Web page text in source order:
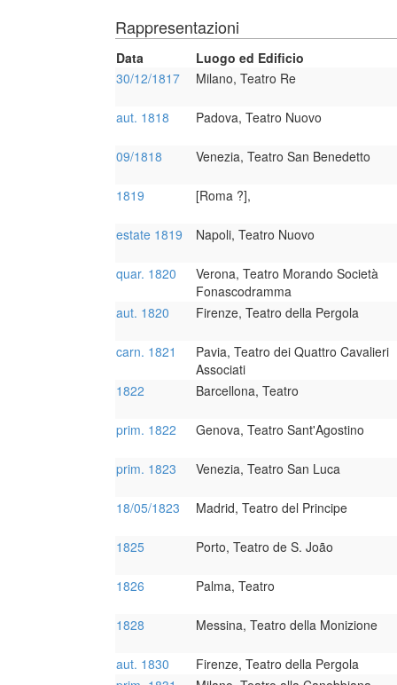
Rappresentazioni
Data
Luogo ed Edificio
30/12/1817
Milano, Teatro Re
aut. 1818 Padova, Teatro Nuovo
09/1818 Venezia, Teatro San Benedetto
1819 [Roma ?],
estate 1819 Napoli, Teatro Nuovo
quar. 1820
Verona, Teatro Morando Società
Fonascodramma
aut. 1820
Firenze, Teatro della Pergola
carn. 1821
Pavia, Teatro dei Quattro Cavalieri
Associati
1822
Barcellona, Teatro
prim. 1822 Genova, Teatro Sant'Agostino
prim. 1823 Venezia, Teatro San Luca
18/05/1823 Madrid, Teatro del Principe
1825 Porto, Teatro de S. João
1826 Palma, Teatro
1828 Messina, Teatro della Monizione
aut. 1830
Firenze, Teatro della Pergola